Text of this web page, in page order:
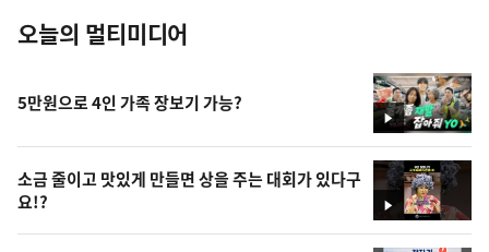
오늘의 멀티미디어
영
상
5만원으로 4인 가족 장보기 가능?
영
상
소금 줄이고 맛있게 만들면 상을 주는 대회가 있다구
요!?